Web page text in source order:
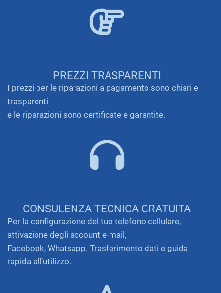
PREZZI TRASPARENTI
I prezzi per le riparazioni a pagamento sono chiari e
trasparenti
e le riparazioni sono certificate e garantite.
CONSULENZA TECNICA GRATUITA
Per la configurazione del tuo telefono cellulare,
attivazione degli account e-mail,
Facebook, Whatsapp. Trasferimento dati e guida
rapida all’utilizzo.